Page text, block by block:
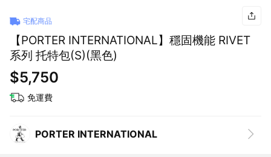
宅配商品
【PORTER INTERNATIONAL】穩固機能 RIVET
系列 托特包(S)(黑色)
$5,750
免運費
PORTER INTERNATIONAL